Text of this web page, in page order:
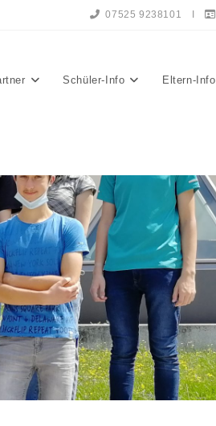
07525 9238101
Schüler-Info Eltern-Info